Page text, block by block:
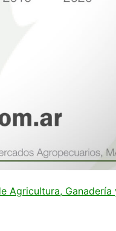
Agricultura, Ganadería